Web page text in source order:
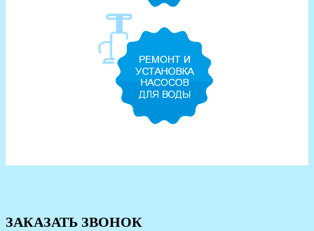
ЗАКАЗАТЬ ЗВОНОК